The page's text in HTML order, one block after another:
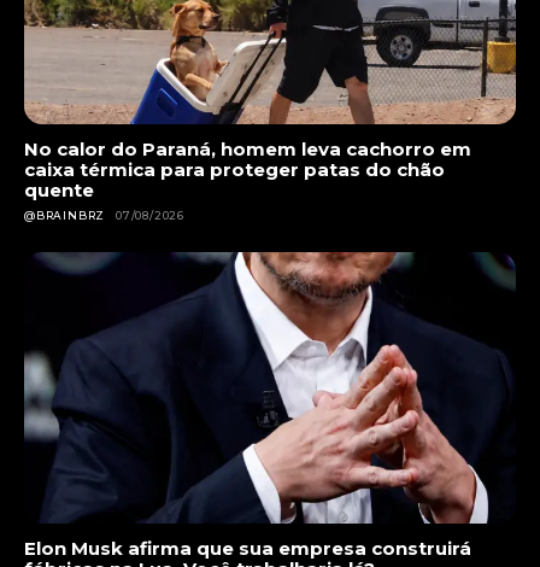
No calor do Paraná, homem leva cachorro em
caixa térmica para proteger patas do chão
quente
@BRAINBRZ 07/08/2026
Elon Musk afirma que sua empresa construirá